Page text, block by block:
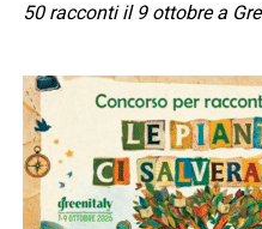
50 racconti il 9 ottobre a